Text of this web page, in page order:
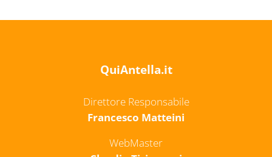
QuiAntella.it
Direttore Responsabile
Francesco Matteini
WebMaster